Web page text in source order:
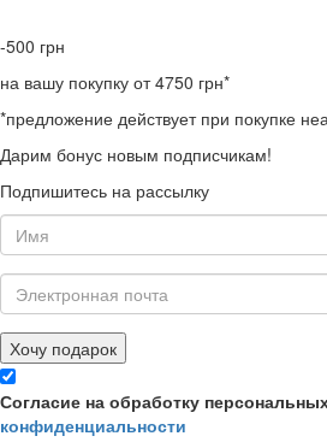
-500 грн
на вашу покупку от 4750 грн*
*предложение действует при покупке
Дарим бонус новым подписчикам!
Подпишитесь на рассылку
Хочу подарок
Согласие на обработку
конфиденциальности